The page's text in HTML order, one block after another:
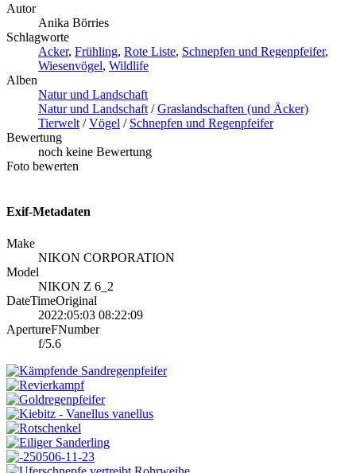
Autor
Anika Börries
Schlagworte
Acker, Frühling, Rote Liste, Schnepfen und Regenpfeifer,
Wiesenvögel, Wildlife
Alben
Natur und Landschaft
Natur und Landschaft /Graslandschaften (und Äcker)
Tierwelt /Vögel / Schnepfen und Regenpfeifer
Bewertung
noch keine Bewertung
Foto bewerten
Exif-Metadaten
Make
NIKON CORPORATION
Model
NIKON Z 6_2
DateTimeOriginal
2022:05:03 08:22:09
ApertureFNumber
f/5.6